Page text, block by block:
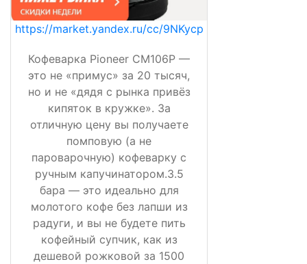
https://market.yandex.ru/cc/9NKycp
Кофеварка Pioneer CM106P —
это не «примус» за 20 тысяч,
но и не «дядя с рынка привёз
кипяток в кружке». За
отличную цену вы получаете
помповую (а не
пароварочную) кофеварку с
ручным капучинатором.3.5
бара — это идеально для
молотого кофе без лапши из
радуги, и вы не будете пить
кофейный супчик, как из
дешевой рожковой за 1500